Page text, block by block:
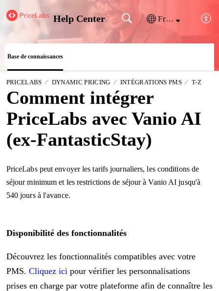
Help Center Français (France)
Base de connaissances
PRICELABS DYNAMIC PRICING INTÉGRATIONS PMS T-Z
Comment intégrer
PriceLabs avec Vanio AI
(ex-FantasticStay)
PriceLabs peut envoyer les tarifs journaliers, les conditions de
séjour minimum et les restrictions de séjour à Vanio AI jusqu'à
540 jours à l'avance.
Disponibilité des fonctionnalités
Découvrez les fonctionnalités compatibles avec votre
PMS. Cliquez icipour vérifier les personnalisations
prises en charge par votre plateforme afin de connaître les